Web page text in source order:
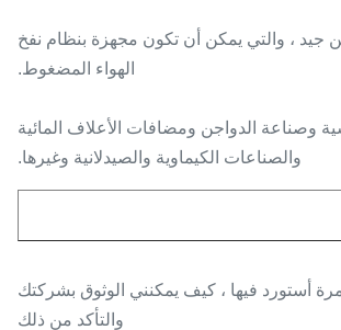
جيد ، والتي يمكن أن تكون مجهزة بنظام نفخ
الهواء المضغوط.
وصناعة الدواجن ومضافات الأعلاف المائية
والصناعات الكيماوية والصيدلانية وغيرها.
أستورد فيها ، كيف يمكنني الوثوق بشركتك
والتأكد من ذلك